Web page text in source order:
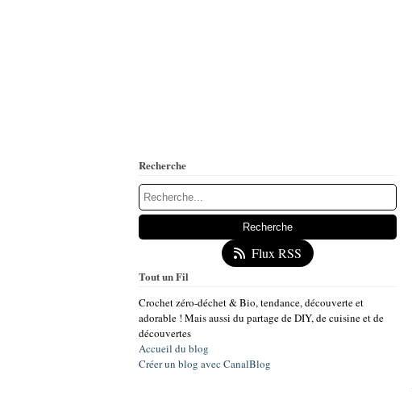
Recherche
Flux RSS
Tout un Fil
Crochet zéro-déchet & Bio, tendance, découverte et
adorable ! Mais aussi du partage de DIY, de cuisine et de
découvertes
Accueil du blog
Créer un blog avec CanalBlog